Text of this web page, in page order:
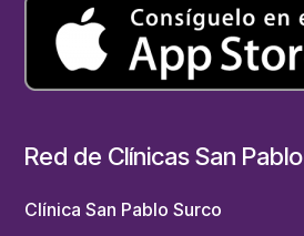
Red de Clínicas San Pablo
Clínica San Pablo Surco